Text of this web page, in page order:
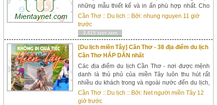
những mẫu thiết kế và in ấn phù hợp nhất. Cho
đến nhận in ấn nhanh, in ấn gấp và bàn giao
đúng thời gian trong hợp đồng.Tại sao bạn nên
chọn c...
Cần Thơ :: Du lịch :: Bởi:nhung nguyen 11 giờ
trước
3,415 lượt xem
[Du lịch miền Tây] Cần Thơ - 38 địa điểm du lịch
Cần Thơ HẤP DẪN nhất
Các địa điểm du lịch Cần Thơ - nơi được mệnh
danh là thủ phủ của miền Tây luôn thu hút rất
nhiều du khách trong và ngoài nước đến du lịch,
khám phá hàng năm. "Cần Thơ gạo trắng nước
trong – Ai đi đến đó lòng không mu...
Cần Thơ :: Du lịch :: Bởi: Net người miền Tây 12
giờ trước